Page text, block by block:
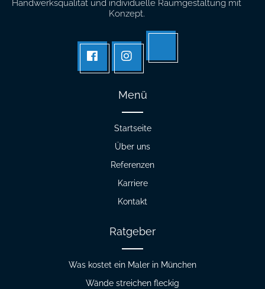
Handwerksqualität und individuelle Raumgestaltung mit
Konzept.
facebookInstagram
Menü
Startseite
Über uns
Referenzen
Karriere
Kontakt
Ratgeber
Was kostet ein Maler in München
Wände streichen fleckig